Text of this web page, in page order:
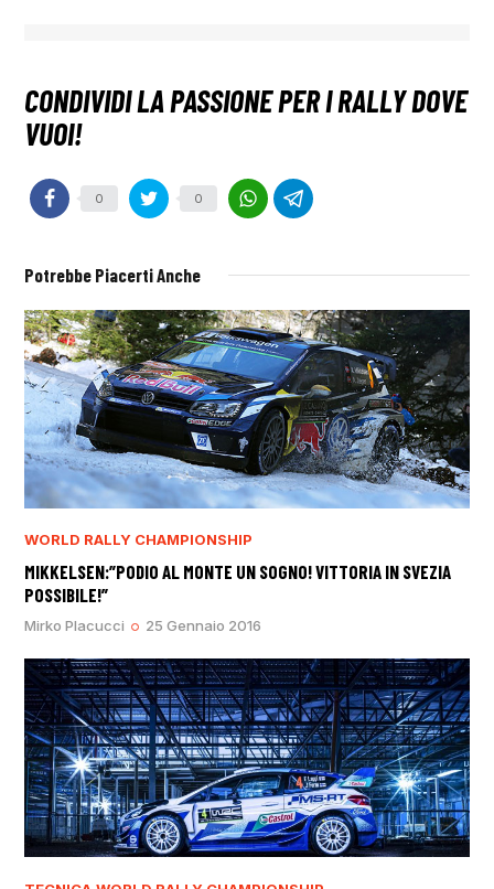
0 0
Potrebbe Piacerti Anche
WORLD RALLY CHAMPIONSHIP
MIKKELSEN:”PODIO AL MONTE UN SOGNO! VITTORIA IN SVEZIA
POSSIBILE!”
Mirko Placucci 25 Gennaio 2016